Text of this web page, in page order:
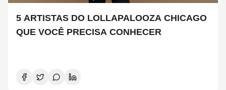
5 ARTISTAS DO LOLLAPALOOZA CHICAGO
QUE VOCÊ PRECISA CONHECER